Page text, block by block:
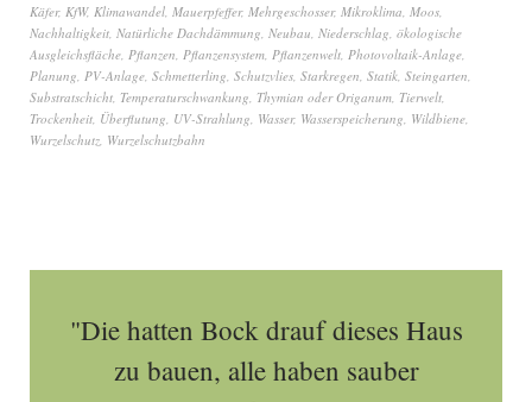
Käfer, KfW, Klimawandel, Mauerpfeffer, Mehrgeschosser, Mikroklima, Moos,
Nachhaltigkeit, Natürliche Dachdämmung, Neubau, Niederschlag, ökologische
Ausgleichsfläche, Pflanzen, Pflanzensystem, Pflanzenwelt, Photovoltaik-Anlage,
Planung, PV-Anlage, Schmetterling, Schutzvlies, Starkregen, Statik, Steingarten,
Substratschicht, Temperaturschwankung, Thymian oder Origanum, Tierwelt,
Trockenheit, Überflutung, UV-Strahlung, Wasser, Wasserspeicherung, Wildbiene,
Wurzelschutz, Wurzelschutzbahn
"Die hatten Bock drauf dieses Haus
zu bauen, alle haben sauber